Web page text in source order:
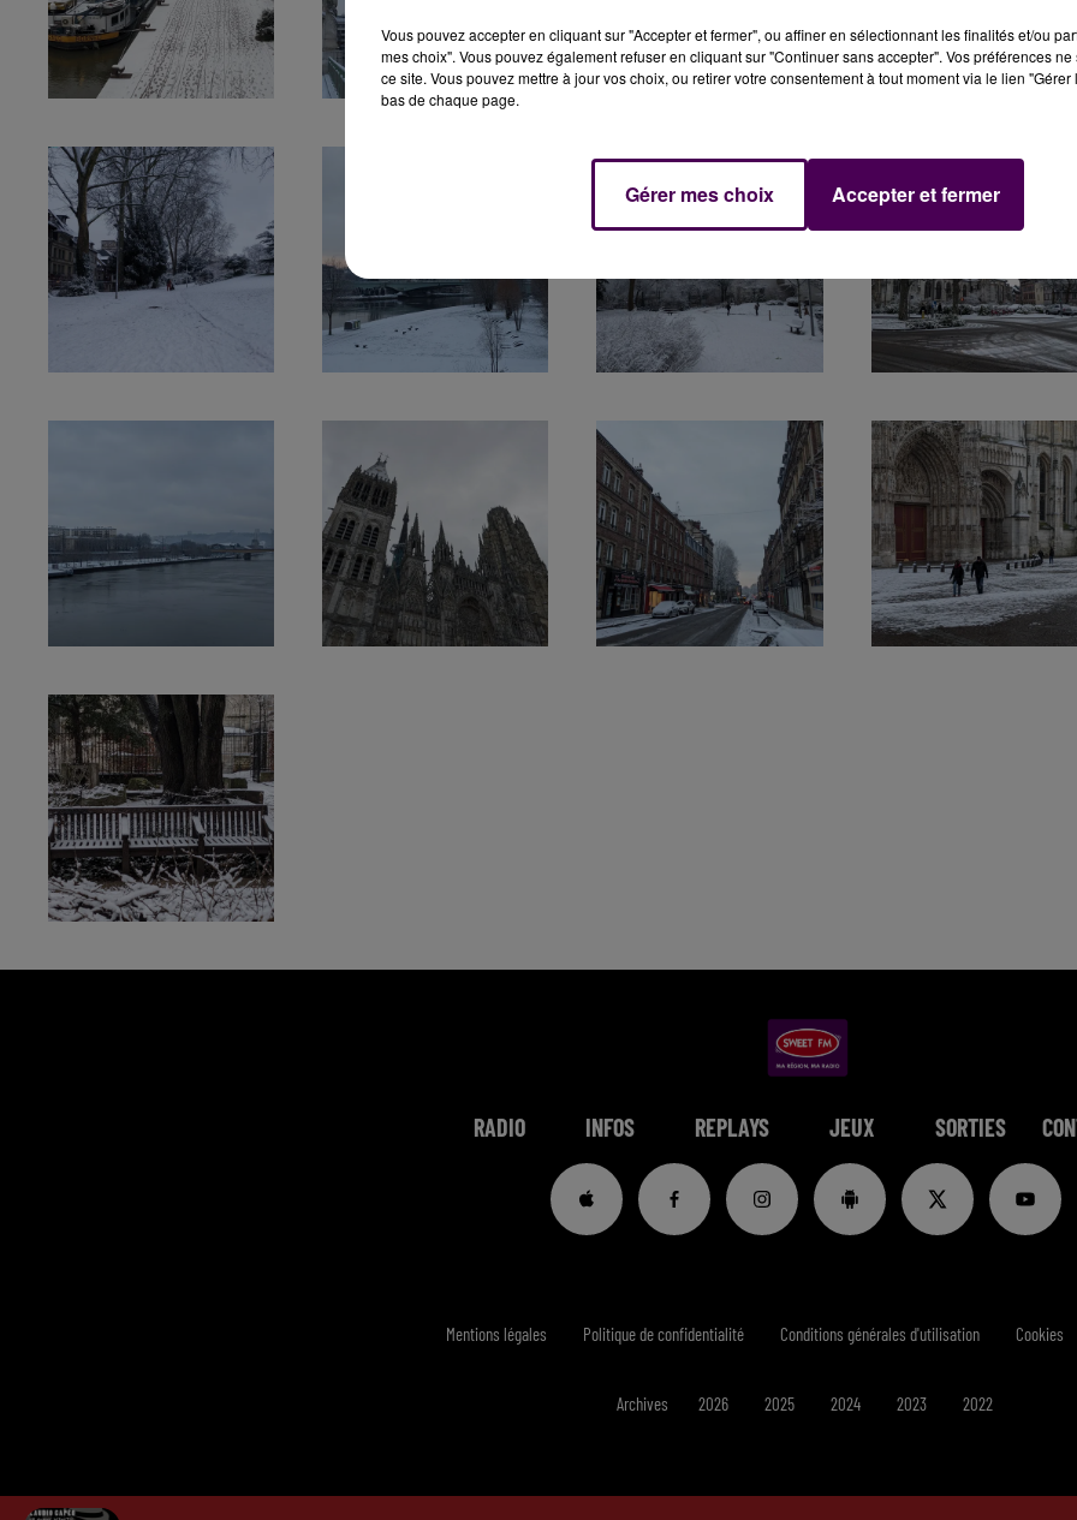
RADIO INFOS REPLAYS JEUX SORTIES
Mentions légales Politique de confidentialité Conditions générales d'utilisation Cookies
Archives 2026 2025 2024 2023 2022
Vous pouvez accepter en cliquant sur "Accepter et fermer", ou affiner en sélectionnant les finalités et/ou
mes choix". Vous pouvez également refuser en cliquant sur "Continuer sans accepter". Vos préférences
ce site. Vous pouvez mettre à jour vos choix, ou retirer votre consentement à tout moment via le lien
bas de chaque page.
Gérer mes choix Accepter et fermer